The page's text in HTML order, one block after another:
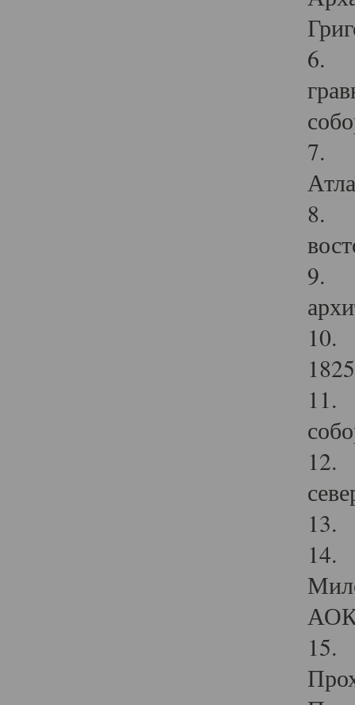
6.
7.
8.
9.
10.
11.
12.
13.
14.
15.